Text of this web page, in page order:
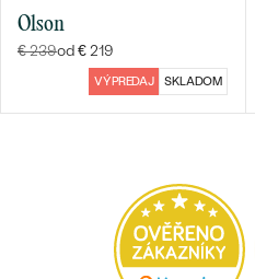
Olson
€ 239od € 219
VÝPREDAJ SKLADOM